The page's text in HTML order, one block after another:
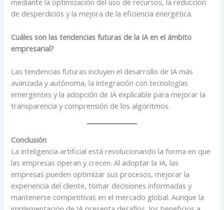
mediante la optimización del uso de recursos, la reducción
de desperdicios y la mejora de la eficiencia energética.
Cuáles son las tendencias futuras de la IA en el ámbito
empresarial?
Las tendencias futuras incluyen el desarrollo de IA más
avanzada y autónoma, la integración con tecnologías
emergentes y la adopción de IA explicable para mejorar la
transparencia y comprensión de los algoritmos.
Conclusión
La inteligencia artificial está revolucionando la forma en que
las empresas operan y crecen. Al adoptar la IA, las
empresas pueden optimizar sus procesos, mejorar la
experiencia del cliente, tomar decisiones informadas y
mantenerse competitivas en el mercado global. Aunque la